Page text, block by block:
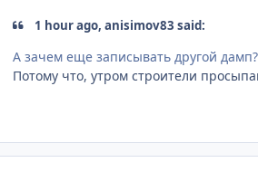
1 hour ago, anisimov83 said:
А зачем еще записывать другой дамп?
Потому что, утром строители